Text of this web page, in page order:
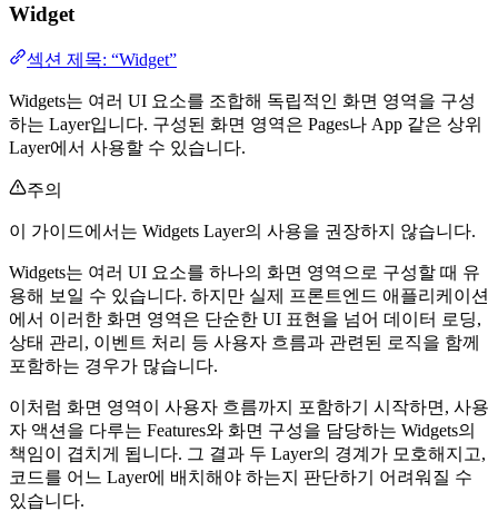
Widget
섹션 제목: “Widget”
Widgets는 여러 UI 요소를 조합해 독립적인 화면 영역을 구성
하는 Layer입니다. 구성된 화면 영역은 Pages나 App 같은 상위
Layer에서 사용할 수 있습니다.
주의
이 가이드에서는 Widgets Layer의 사용을 권장하지 않습니다.
Widgets는 여러 UI 요소를 하나의 화면 영역으로 구성할 때 유
용해 보일 수 있습니다. 하지만 실제 프론트엔드 애플리케이션
에서 이러한 화면 영역은 단순한 UI 표현을 넘어 데이터 로딩,
상태 관리, 이벤트 처리 등 사용자 흐름과 관련된 로직을 함께
포함하는 경우가 많습니다.
이처럼 화면 영역이 사용자 흐름까지 포함하기 시작하면, 사용
자 액션을 다루는 Features와 화면 구성을 담당하는 Widgets의
책임이 겹치게 됩니다. 그 결과 두 Layer의 경계가 모호해지고,
코드를 어느 Layer에 배치해야 하는지 판단하기 어려워질 수
있습니다.